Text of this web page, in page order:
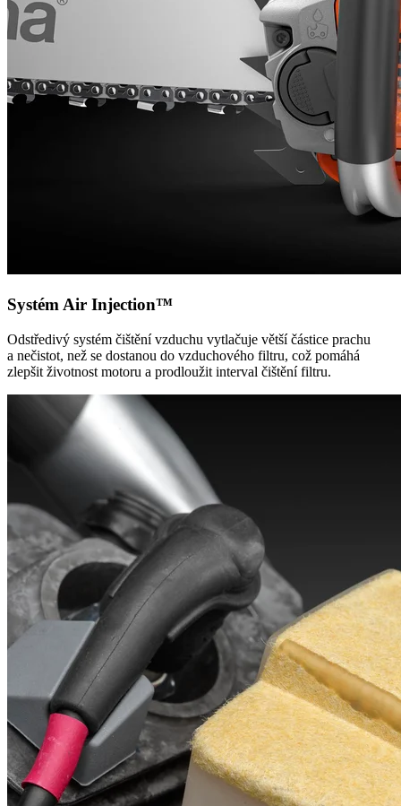
Systém Air Injection™
Odstředivý systém čištění vzduchu vytlačuje větší částice prachu
a nečistot, než se dostanou do vzduchového filtru, což pomáhá
zlepšit životnost motoru a prodloužit interval čištění filtru.